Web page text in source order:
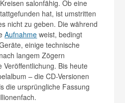
salonfähig. Ob eine
hat, ist umstritten
nicht zu geben. Die während
Aufnahme weist, bedingt
einige technische
langem Zögern
Bis heute
– die CD-Versionen
die ursprüngliche Fassung